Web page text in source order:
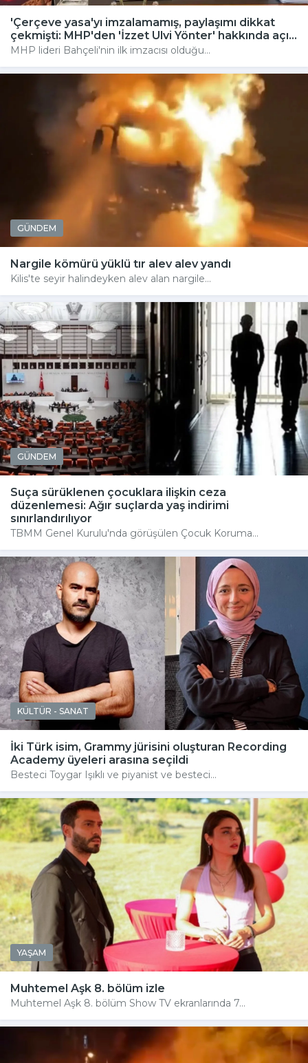
'Çerçeve yasa'yı imzalamamış, paylaşımı dikkat
çekmişti: MHP'den 'İzzet Ulvi Yönter' hakkında açı...
MHP lideri Bahçeli'nin ilk imzacısı olduğu...
GÜNDEM
Nargile kömürü yüklü tır alev alev yandı
Kilis'te seyir halindeyken alev alan nargile...
GÜNDEM
Suça sürüklenen çocuklara ilişkin ceza
düzenlemesi: Ağır suçlarda yaş indirimi
sınırlandırılıyor
TBMM Genel Kurulu'nda görüşülen Çocuk Koruma...
KÜLTÜR - SANAT
İki Türk isim, Grammy jürisini oluşturan Recording
Academy üyeleri arasına seçildi
Besteci Toygar Işıklı ve piyanist ve besteci...
YAŞAM
Muhtemel Aşk 8. bölüm izle
Muhtemel Aşk 8. bölüm Show TV ekranlarında 7...